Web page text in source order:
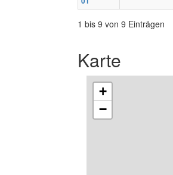
1 bis 9 von 9 Einträgen
Karte
+
−